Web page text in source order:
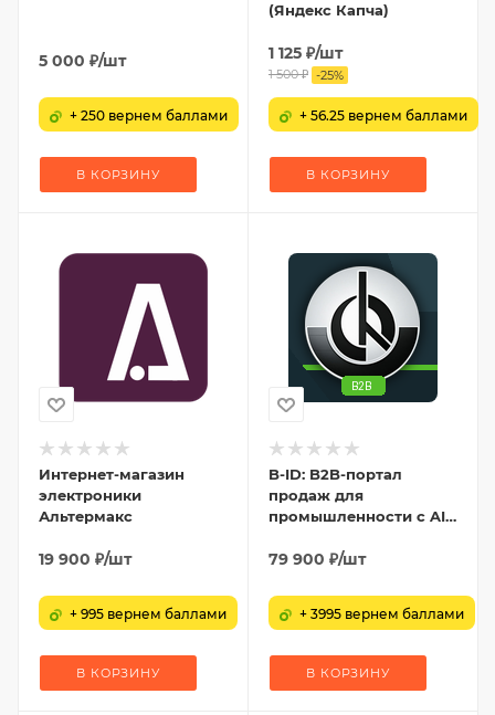
5 000 ₽/шт
+ 250 вернем баллами
В КОРЗИНУ
(Яндекс Капча)
1 125 ₽/шт
1 500₽ -25%
+ 56.25 вернем баллами
В КОРЗИНУ
Интернет-магазин
электроники
Альтермакс
19 900 ₽/шт
+ 995 вернем баллами
В КОРЗИНУ
B-ID: B2B-портал
продаж для
промышленности с AI-
спецификаций,
79 900 ₽/шт
+ 3995 вернем баллами
В КОРЗИНУ